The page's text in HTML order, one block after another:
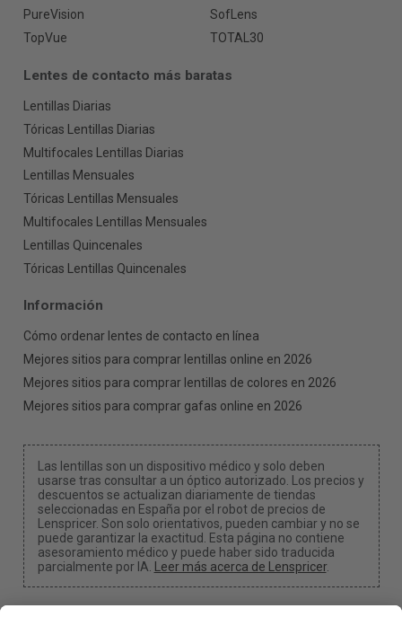
PureVision
SofLens
TopVue
TOTAL30
Lentes de contacto más baratas
Lentillas Diarias
Tóricas Lentillas Diarias
Multifocales Lentillas Diarias
Lentillas Mensuales
Tóricas Lentillas Mensuales
Multifocales Lentillas Mensuales
Lentillas Quincenales
Tóricas Lentillas Quincenales
Información
Cómo ordenar lentes de contacto en línea
Mejores sitios para comprar lentillas online en 2026
Mejores sitios para comprar lentillas de colores en 2026
Mejores sitios para comprar gafas online en 2026
Las lentillas son un dispositivo médico y solo deben
usarse tras consultar a un óptico autorizado. Los precios y
descuentos se actualizan diariamente de tiendas
seleccionadas en España por el robot de precios de
Lenspricer. Son solo orientativos, pueden cambiar y no se
puede garantizar la exactitud. Esta página no contiene
asesoramiento médico y puede haber sido traducida
parcialmente por IA. Leer más acerca de Lenspricer.